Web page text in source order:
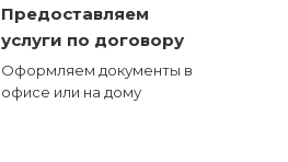
Предоставляем
услуги по договору
Оформляем документы в
офисе или на дому